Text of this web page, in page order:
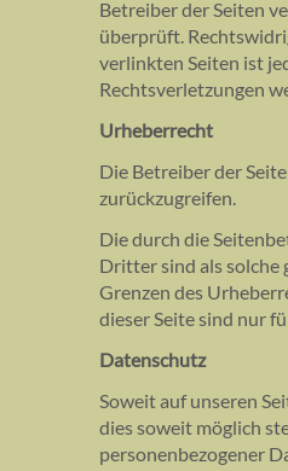
Betreiber der Seiten
überprüft.
verlinkten Seiten ist
Rechtsverletzungen
Urheberrecht
Die Betreiber der
zurückzugreifen.
Die durch die
Dritter sind als solche
Grenzen des
dieser Seite sind nur
Datenschutz
Soweit auf unseren
dies soweit möglich
personenbezogener